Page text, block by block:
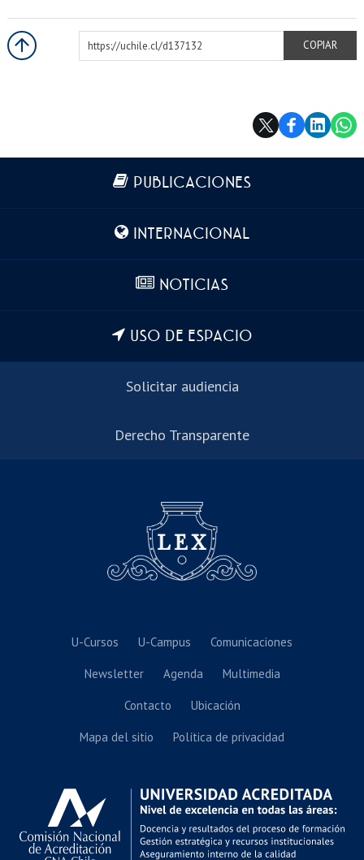
https://uchile.cl/d137132
COPIAR
Más información
PUBLICACIONES
INTERNACIONAL
NOTICIAS
USO DE ESPACIO
Solicitar audiencia
Derecho Transparente
U-Cursos U-Campus Comunicaciones
Newsletter Agenda Multimedia
Contacto Ubicación
Mapa del sitio Política de privacidad